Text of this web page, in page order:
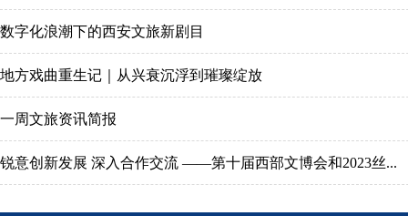
数字化浪潮下的西安文旅新剧目
地方戏曲重生记｜从兴衰沉浮到璀璨绽放
一周文旅资讯简报
锐意创新发展 深入合作交流 ——第十届西部文博会和2023丝...